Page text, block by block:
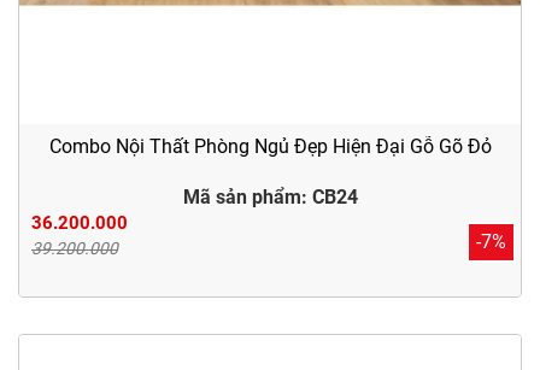
Combo Nội Thất Phòng Ngủ Đẹp Hiện Đại Gỗ Gõ Đỏ
Mã sản phẩm: CB24
36.200.000
39.200.000 -7%